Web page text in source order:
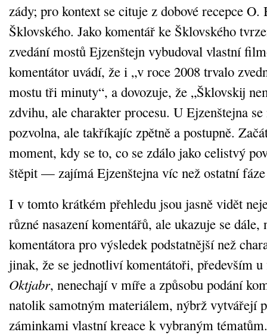
zády; pro kontext se cituje z dobové recepce O.
Šklovského. Jako komentář ke Šklovského
zvedání mostů Ejzenštejn vybudoval vlastní
komentátor uvádí, že i „v roce 2008 trvalo
mostu tři minuty“, a dovozuje, že „Šklovskij
zdvihu, ale charakter procesu. U Ejzenštejna se
pozvolna, ale takříkajíc zpětně a postupně.
moment, kdy se to, co se zdálo jako celistvý
štěpit — zajímá Ejzenštejna víc než ostatní
I v tomto krátkém přehledu jsou jasně vidět
různé nasazení komentářů, ale ukazuje se dále,
komentátora pro výsledek podstatnější než
jinak, že se jednotliví komentátoři, především
Oktjabr, nenechají v míře a způsobu podání
natolik samotným materiálem, nýbrž vytvářejí
záminkami vlastní kreace k vybraným